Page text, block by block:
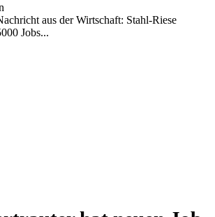
aus der Wirtschaft: Stahl-Riese
Jobs...